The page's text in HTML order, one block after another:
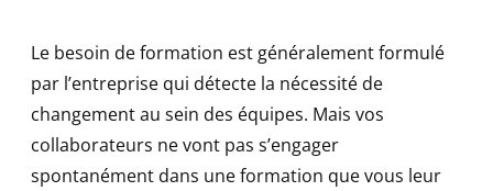
Le besoin de formation est généralement formulé
par l’entreprise qui détecte la nécessité de
changement au sein des équipes. Mais vos
collaborateurs ne vont pas s’engager
spontanément dans une formation que vous leur